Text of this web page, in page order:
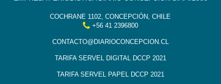
COCHRANE 1102, CONCEPCIÓN, CHILE
+56 41 2396800
CONTACTO@DIARIOCONCEPCION.CL
TARIFA SERVEL DIGITAL DCCP 2021
TARIFA SERVEL PAPEL DCCP 2021